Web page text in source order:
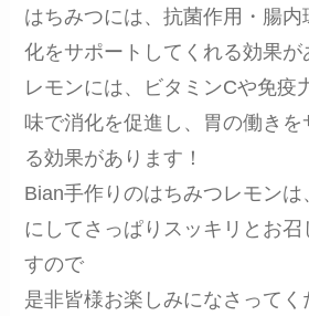
はちみつには、抗菌作用・腸
化をサポートしてくれる効果が
レモンには、ビタミンCや免疫
味で消化を促進し、胃の働き
る効果があります！
Bian手作りのはちみつレモン
にしてさっぱりスッキリとお召
すので
是非皆様お楽しみになさってく